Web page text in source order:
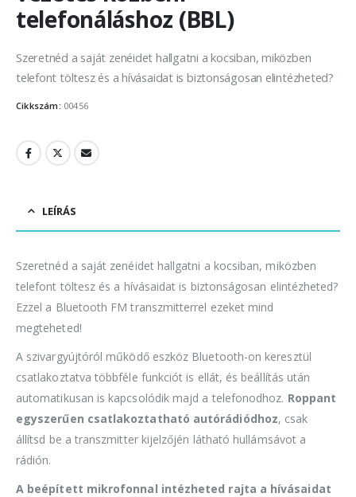
telefonáláshoz (BBL)
Szeretnéd a saját zenéidet hallgatni a kocsiban, miközben
telefont töltesz és a hívásaidat is biztonságosan elintézheted?
Cikkszám: 00456
LEÍRÁS
Szeretnéd a saját zenéidet hallgatni a kocsiban, miközben
telefont töltesz és a hívásaidat is biztonságosan elintézheted?
Ezzel a Bluetooth FM transzmitterrel ezeket mind
megteheted!
A szivargyújtóról működő eszköz Bluetooth-on keresztül
csatlakoztatva többféle funkciót is ellát, és beállítás után
automatikusan is kapcsolódik majd a telefonodhoz. Roppant
egyszerűen csatlakoztatható autórádiódhoz, csak
állítsd be a transzmitter kijelzőjén látható hullámsávot a
rádión.
A beépített mikrofonnal intézheted rajta a hívásaidat